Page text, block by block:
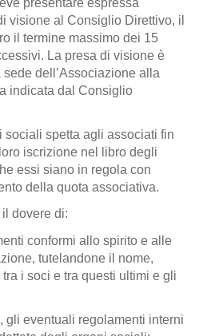
presentare espressa
visione al Consiglio Direttivo, il
il termine massimo dei 15
La presa di visione è
dell’Associazione alla
indicata dal Consiglio
sociali spetta agli associati fin
iscrizione nel libro degli
essi siano in regola con
della quota associativa.
dovere di:
conformi allo spirito e alle
tutelandone il nome,
i soci e tra questi ultimi e gli
gli eventuali regolamenti interni